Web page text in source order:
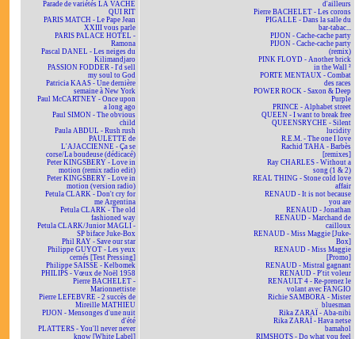
Parade de variétés LA VACHE
QUI RIT
PARIS MATCH - Le Pape Jean
XXIII vous parle
PARIS PALACE HOTEL -
Ramona
Pascal DANEL - Les neiges du
Kilimandjaro
PASSION FODDER - I'd sell
my soul to God
Patricia KAAS - Une dernière
semaine à New York
Paul McCARTNEY - Once upon
a long ago
Paul SIMON - The obvious
child
Paula ABDUL - Rush rush
PAULETTE de
L'AJACCIENNE - Ça se
corse/La boudeuse (dédicacé)
Peter KINGSBERY - Love in
motion (remix radio edit)
Peter KINGSBERY - Love in
motion (version radio)
Petula CLARK - Don't cry for
me Argentina
Petula CLARK - The old
fashioned way
Petula CLARK/Junior MAGLI -
SP biface Juke-Box
Phil RAY - Save our star
Philippe GUYOT - Les yeux
cernés [Test Pressing]
Philippe SAISSE - Kelbomek
PHILIPS - Vœux de Noël 1958
Pierre BACHELET -
Marionnettiste
Pierre LEFEBVRE - 2 succès de
Mireille MATHIEU
PIJON - Mensonges d'une nuit
d'été
PLATTERS - You'll never never
know [White Label]
d'ailleurs
Pierre BACHELET - Les corons
PIGALLE - Dans la salle du
bar-tabac...
PIJON - Cache-cache party
PIJON - Cache-cache party
(remix)
PINK FLOYD - Another brick
in the Wall ²
PORTE MENTAUX - Combat
des races
POWER ROCK - Saxon & Deep
Purple
PRINCE - Alphabet street
QUEEN - I want to break free
QUEENSRYCHE - Silent
lucidity
R.E.M. - The one I love
Rachid TAHA - Barbès
[remixes]
Ray CHARLES - Without a
song (1 & 2)
REAL THING - Stone cold love
affair
RENAUD - It is not because
you are
RENAUD - Jonathan
RENAUD - Marchand de
cailloux
RENAUD - Miss Maggie [Juke-
Box]
RENAUD - Miss Maggie
[Promo]
RENAUD - Mistral gagnant
RENAUD - P'tit voleur
RENAULT 4 - Re-prenez le
volant avec FANGIO
Richie SAMBORA - Mister
bluesman
Rika ZARAÏ - Aba-nibi
Rika ZARAÏ - Hava netse
bamahol
RIMSHOTS - Do what you feel